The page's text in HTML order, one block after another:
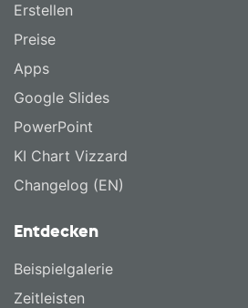
Erstellen
Preise
Apps
Google Slides
PowerPoint
KI Chart Vizzard
Changelog (EN)
Entdecken
Beispielgalerie
Zeitleisten